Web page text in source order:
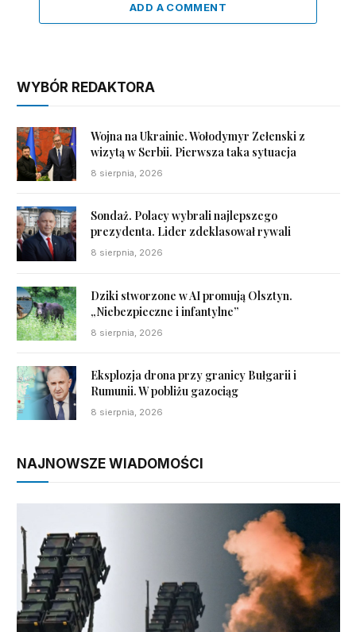
ADD A COMMENT
WYBÓR REDAKTORA
Wojna na Ukrainie. Wołodymyr Zełenski z
wizytą w Serbii. Pierwsza taka sytuacja
8 sierpnia, 2026
Sondaż. Polacy wybrali najlepszego
prezydenta. Lider zdeklasował rywali
8 sierpnia, 2026
Dziki stworzone w AI promują Olsztyn.
„Niebezpieczne i infantylne”
8 sierpnia, 2026
Eksplozja drona przy granicy Bułgarii i
Rumunii. W pobliżu gazociąg
8 sierpnia, 2026
NAJNOWSZE WIADOMOŚCI